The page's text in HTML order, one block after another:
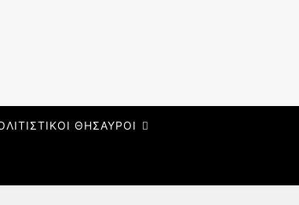
ΘΗΣΑΥΡΟΙ